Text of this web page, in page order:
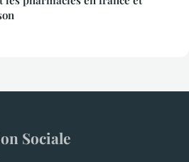
Sociale